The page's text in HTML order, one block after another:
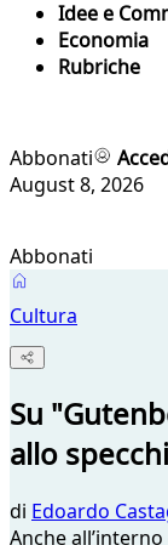
Idee e
Economia
Rubriche
Abbonati
August 8, 2026
Abbonati
Cultura
Su
allo
di Edoardo
Anche